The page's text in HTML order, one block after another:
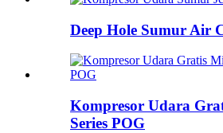
Deep Hole Sumur Air
Kompresor Udara
Series POG